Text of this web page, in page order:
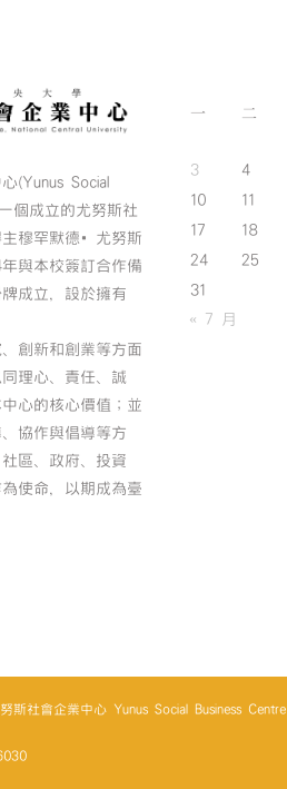
(Yunus Social
個成立的尤努斯社
主穆罕默德•尤努斯
與本校簽訂合作備
成立，設於擁有
創新和創業等方面
理心、責任、誠
心的核心價值；並
協作與倡導等方
區、政府、投資
使命，以期成為臺
一 二
3
4
10
11
17
18
24
25
31
« 7 月
社會企業中心 Yunus Social Business Centre